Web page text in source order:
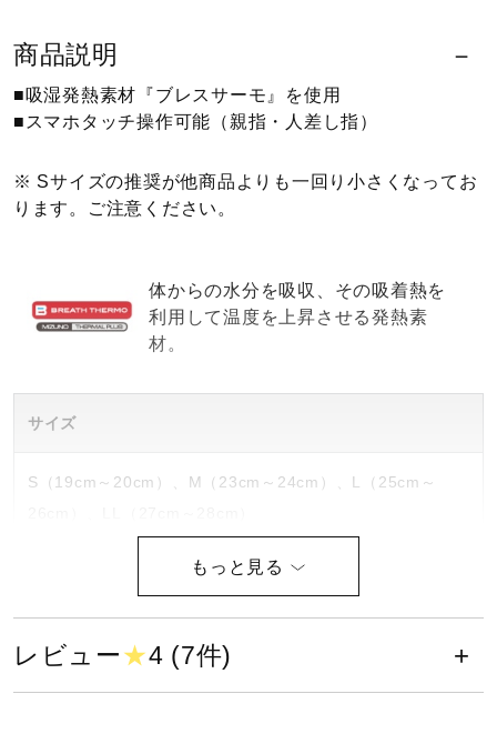
ウォーキングシューズ
インナー
寝具／ミズノスリープ
商品説明
■吸湿発熱素材『ブレスサーモ』を使用
■スマホタッチ操作可能（親指・人差し指）
※ Sサイズの推奨が他商品よりも一回り小さくなってお
ります。ご注意ください。
体からの水分を吸収、その吸着熱を
利用して温度を上昇させる発熱素
材。
サイズ
S（19cm～20cm）、M（23cm～24cm）、L（25cm～
レビュー★4 (7件)